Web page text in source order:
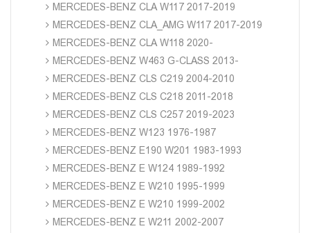
MERCEDES-BENZ CLA W117 2017-2019
MERCEDES-BENZ CLA_AMG W117 2017-2019
MERCEDES-BENZ CLA W118 2020-
MERCEDES-BENZ W463 G-CLASS 2013-
MERCEDES-BENZ CLS C219 2004-2010
MERCEDES-BENZ CLS C218 2011-2018
MERCEDES-BENZ CLS C257 2019-2023
MERCEDES-BENZ W123 1976-1987
MERCEDES-BENZ E190 W201 1983-1993
MERCEDES-BENZ E W124 1989-1992
MERCEDES-BENZ E W210 1995-1999
MERCEDES-BENZ E W210 1999-2002
MERCEDES-BENZ E W211 2002-2007